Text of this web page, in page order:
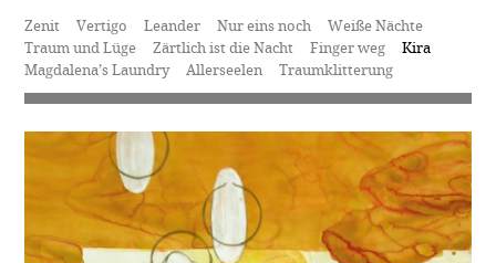
Zenit Vertigo Leander Nur eins noch
Weiße Nächte
Traum und Lüge
Zärtlich ist die Nacht Finger weg
Kira
Magdalena’s Laundry
Allerseelen Traumklitterung